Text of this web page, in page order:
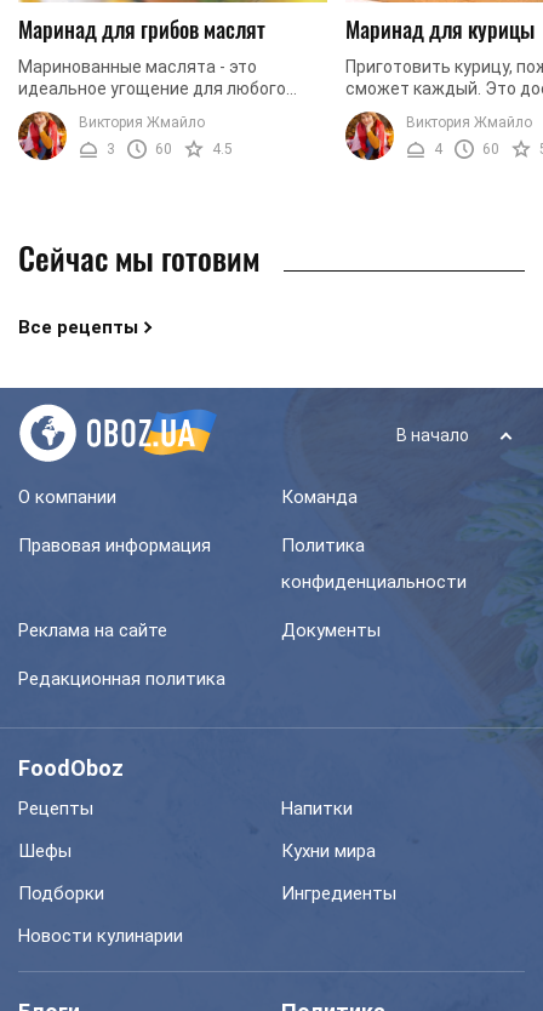
Маринад для грибов маслят
Маринованные маслята - это
идеальное угощение для любого
застолья. Эти грибы отлично
подойдут и для пикника, и для
обычного ужина. Такая закуска ...
Виктория Жмайло
3
60 4.5
Маринад для курицы
Приготовить курицу,
сможет каждый. Это
простое,
требующее особых
навыков в области
Виктория Жмайло
4
60
Сейчас мы готовим
Все рецепты
В начало
О компании Команда
Правовая информация
Политика
конфиденциальности
Реклама на сайте Документы
Редакционная политика
FoodOboz
Рецепты
Напитки
Шефы
Кухни мира
Подборки
Ингредиенты
Новости кулинарии